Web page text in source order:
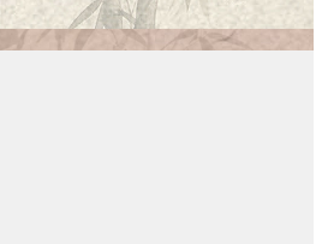
Я очень